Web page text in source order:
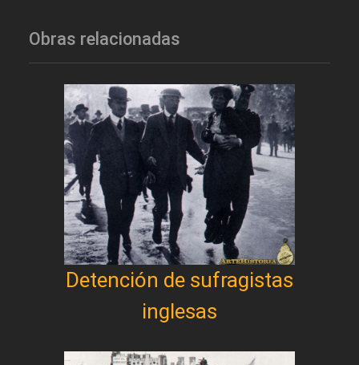
Obras relacionadas
Detención de sufragistas
inglesas